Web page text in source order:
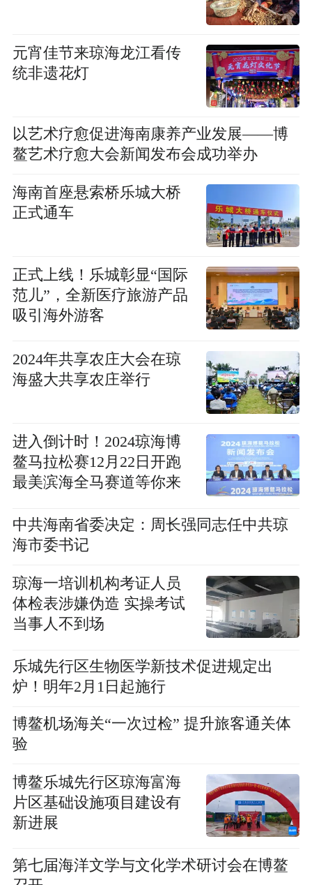
元宵佳节来琼海龙江看传
统非遗花灯
以艺术疗愈促进海南康养产业发展——博
鳌艺术疗愈大会新闻发布会成功举办
海南首座悬索桥乐城大桥
正式通车
正式上线！乐城彰显“国际
范儿”，全新医疗旅游产品
吸引海外游客
2024年共享农庄大会在琼
海盛大共享农庄举行
进入倒计时！2024琼海博
鳌马拉松赛12月22日开跑
最美滨海全马赛道等你来
中共海南省委决定：周长强同志任中共琼
海市委书记
琼海一培训机构考证人员
体检表涉嫌伪造 实操考试
当事人不到场
乐城先行区生物医学新技术促进规定出
炉！明年2月1日起施行
博鳌机场海关“一次过检” 提升旅客通关体
验
博鳌乐城先行区琼海富海
片区基础设施项目建设有
新进展
第七届海洋文学与文化学术研讨会在博鳌